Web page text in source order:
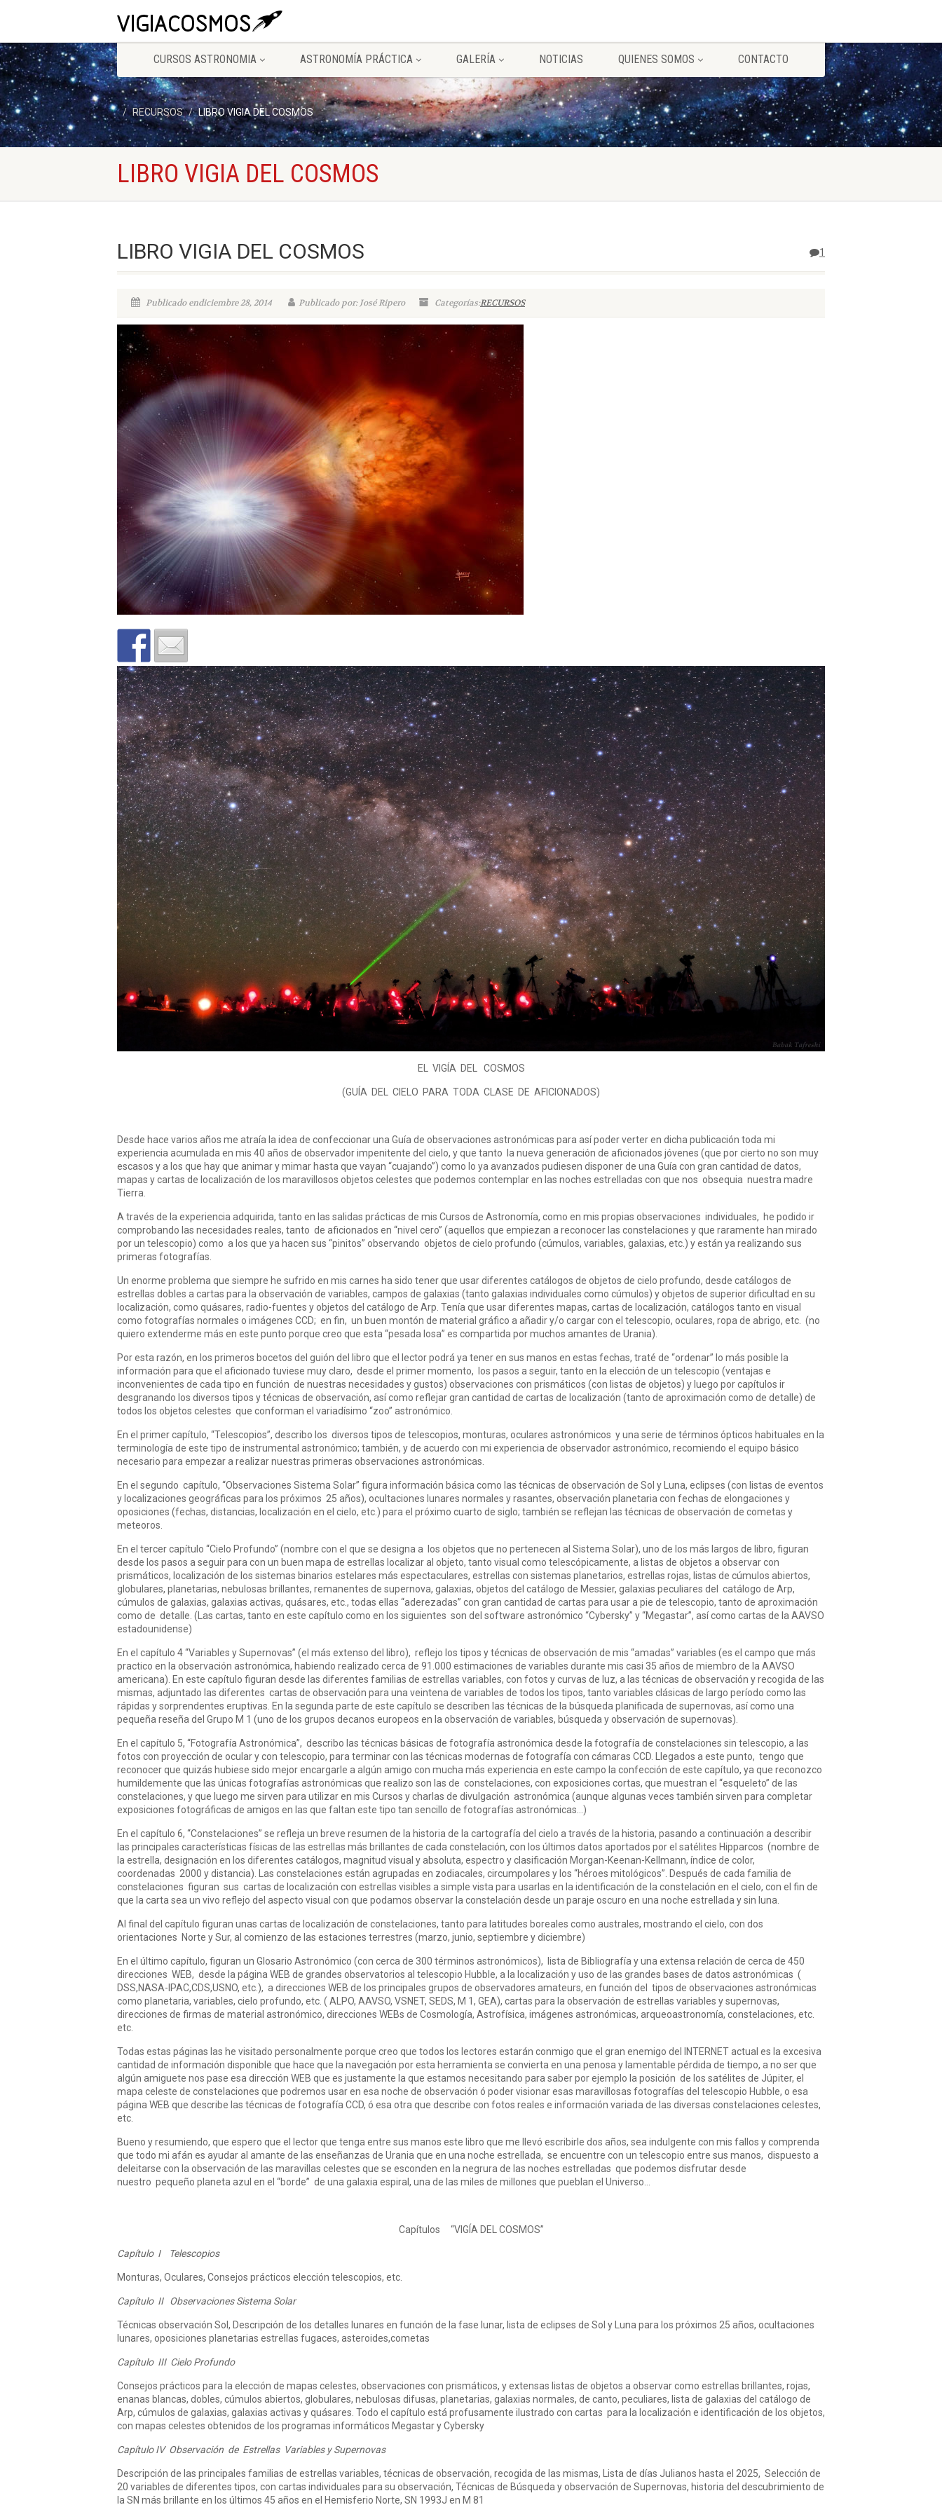
CURSOS ASTRONOMIA ASTRONOMÍA PRÁCTICA GALERÍA NOTICIAS QUIENES SOMOS CONTACTO
RECURSOS LIBRO VIGIA DEL COSMOS
LIBRO VIGIA DEL COSMOS
1
LIBRO VIGIA DEL COSMOS
Publicado endiciembre 28, 2014 Publicado por: José Ripero Categorías:RECURSOS
EL VIGÍA DEL COSMOS
(GUÍA DEL CIELO PARA TODA CLASE DE AFICIONADOS)
Desde hace varios años me atraía la idea de confeccionar una Guía de observaciones astronómicas para así poder verter en dicha publicación toda mi
experiencia acumulada en mis 40 años de observador impenitente del cielo, y que tanto la nueva generación de aficionados jóvenes (que por cierto no son muy
escasos y a los que hay que animar y mimar hasta que vayan “cuajando”) como lo ya avanzados pudiesen disponer de una Guía con gran cantidad de datos,
mapas y cartas de localización de los maravillosos objetos celestes que podemos contemplar en las noches estrelladas con que nos obsequia nuestra madre
Tierra.
A través de la experiencia adquirida, tanto en las salidas prácticas de mis Cursos de Astronomía, como en mis propias observaciones individuales, he podido ir
comprobando las necesidades reales, tanto de aficionados en “nivel cero” (aquellos que empiezan a reconocer las constelaciones y que raramente han mirado
por un telescopio) como a los que ya hacen sus “pinitos” observando objetos de cielo profundo (cúmulos, variables, galaxias, etc.) y están ya realizando sus
primeras fotografías.
Un enorme problema que siempre he sufrido en mis carnes ha sido tener que usar diferentes catálogos de objetos de cielo profundo, desde catálogos de
estrellas dobles a cartas para la observación de variables, campos de galaxias (tanto galaxias individuales como cúmulos) y objetos de superior dificultad en su
localización, como quásares, radio-fuentes y objetos del catálogo de Arp. Tenía que usar diferentes mapas, cartas de localización, catálogos tanto en visual
como fotografías normales o imágenes CCD; en fin, un buen montón de material gráfico a añadir y/o cargar con el telescopio, oculares, ropa de abrigo, etc. (no
quiero extenderme más en este punto porque creo que esta “pesada losa” es compartida por muchos amantes de Urania).
Por esta razón, en los primeros bocetos del guión del libro que el lector podrá ya tener en sus manos en estas fechas, traté de “ordenar” lo más posible la
información para que el aficionado tuviese muy claro, desde el primer momento, los pasos a seguir, tanto en la elección de un telescopio (ventajas e
inconvenientes de cada tipo en función de nuestras necesidades y gustos) observaciones con prismáticos (con listas de objetos) y luego por capítulos ir
desgranando los diversos tipos y técnicas de observación, así como reflejar gran cantidad de cartas de localización (tanto de aproximación como de detalle) de
todos los objetos celestes que conforman el variadísimo “zoo” astronómico.
En el primer capítulo, “Telescopios”, describo los diversos tipos de telescopios, monturas, oculares astronómicos y una serie de términos ópticos habituales en la
terminología de este tipo de instrumental astronómico; también, y de acuerdo con mi experiencia de observador astronómico, recomiendo el equipo básico
necesario para empezar a realizar nuestras primeras observaciones astronómicas.
En el segundo capítulo, “Observaciones Sistema Solar” figura información básica como las técnicas de observación de Sol y Luna, eclipses (con listas de eventos
y localizaciones geográficas para los próximos 25 años), ocultaciones lunares normales y rasantes, observación planetaria con fechas de elongaciones y
oposiciones (fechas, distancias, localización en el cielo, etc.) para el próximo cuarto de siglo; también se reflejan las técnicas de observación de cometas y
meteoros.
En el tercer capítulo “Cielo Profundo” (nombre con el que se designa a los objetos que no pertenecen al Sistema Solar), uno de los más largos de libro, figuran
desde los pasos a seguir para con un buen mapa de estrellas localizar al objeto, tanto visual como telescópicamente, a listas de objetos a observar con
prismáticos, localización de los sistemas binarios estelares más espectaculares, estrellas con sistemas planetarios, estrellas rojas, listas de cúmulos abiertos,
globulares, planetarias, nebulosas brillantes, remanentes de supernova, galaxias, objetos del catálogo de Messier, galaxias peculiares del catálogo de Arp,
cúmulos de galaxias, galaxias activas, quásares, etc., todas ellas “aderezadas” con gran cantidad de cartas para usar a pie de telescopio, tanto de aproximación
como de detalle. (Las cartas, tanto en este capítulo como en los siguientes son del software astronómico “Cybersky” y “Megastar”, así como cartas de la AAVSO
estadounidense)
En el capítulo 4 “Variables y Supernovas” (el más extenso del libro), reflejo los tipos y técnicas de observación de mis “amadas” variables (es el campo que más
practico en la observación astronómica, habiendo realizado cerca de 91.000 estimaciones de variables durante mis casi 35 años de miembro de la AAVSO
americana). En este capítulo figuran desde las diferentes familias de estrellas variables, con fotos y curvas de luz, a las técnicas de observación y recogida de las
mismas, adjuntado las diferentes cartas de observación para una veintena de variables de todos los tipos, tanto variables clásicas de largo período como las
rápidas y sorprendentes eruptivas. En la segunda parte de este capítulo se describen las técnicas de la búsqueda planificada de supernovas, así como una
pequeña reseña del Grupo M 1 (uno de los grupos decanos europeos en la observación de variables, búsqueda y observación de supernovas).
En el capítulo 5, “Fotografía Astronómica”, describo las técnicas básicas de fotografía astronómica desde la fotografía de constelaciones sin telescopio, a las
fotos con proyección de ocular y con telescopio, para terminar con las técnicas modernas de fotografía con cámaras CCD. Llegados a este punto, tengo que
reconocer que quizás hubiese sido mejor encargarle a algún amigo con mucha más experiencia en este campo la confección de este capítulo, ya que reconozco
humildemente que las únicas fotografías astronómicas que realizo son las de constelaciones, con exposiciones cortas, que muestran el “esqueleto” de las
constelaciones, y que luego me sirven para utilizar en mis Cursos y charlas de divulgación astronómica (aunque algunas veces también sirven para completar
exposiciones fotográficas de amigos en las que faltan este tipo tan sencillo de fotografías astronómicas…)
En el capítulo 6, “Constelaciones” se refleja un breve resumen de la historia de la cartografía del cielo a través de la historia, pasando a continuación a describir
las principales características físicas de las estrellas más brillantes de cada constelación, con los últimos datos aportados por el satélites Hipparcos (nombre de
la estrella, designación en los diferentes catálogos, magnitud visual y absoluta, espectro y clasificación Morgan-Keenan-Kellmann, índice de color,
coordenadas 2000 y distancia). Las constelaciones están agrupadas en zodiacales, circumpolares y los “héroes mitológicos”. Después de cada familia de
constelaciones figuran sus cartas de localización con estrellas visibles a simple vista para usarlas en la identificación de la constelación en el cielo, con el fin de
que la carta sea un vivo reflejo del aspecto visual con que podamos observar la constelación desde un paraje oscuro en una noche estrellada y sin luna.
Al final del capítulo figuran unas cartas de localización de constelaciones, tanto para latitudes boreales como australes, mostrando el cielo, con dos
orientaciones Norte y Sur, al comienzo de las estaciones terrestres (marzo, junio, septiembre y diciembre)
En el último capítulo, figuran un Glosario Astronómico (con cerca de 300 términos astronómicos), lista de Bibliografía y una extensa relación de cerca de 450
direcciones WEB, desde la página WEB de grandes observatorios al telescopio Hubble, a la localización y uso de las grandes bases de datos astronómicas (
DSS,NASA-IPAC,CDS,USNO, etc.), a direcciones WEB de los principales grupos de observadores amateurs, en función del tipos de observaciones astronómicas
como planetaria, variables, cielo profundo, etc. ( ALPO, AAVSO, VSNET, SEDS, M 1, GEA), cartas para la observación de estrellas variables y supernovas,
direcciones de firmas de material astronómico, direcciones WEBs de Cosmología, Astrofísica, imágenes astronómicas, arqueoastronomía, constelaciones, etc.
etc.
Todas estas páginas las he visitado personalmente porque creo que todos los lectores estarán conmigo que el gran enemigo del INTERNET actual es la excesiva
cantidad de información disponible que hace que la navegación por esta herramienta se convierta en una penosa y lamentable pérdida de tiempo, a no ser que
algún amiguete nos pase esa dirección WEB que es justamente la que estamos necesitando para saber por ejemplo la posición de los satélites de Júpiter, el
mapa celeste de constelaciones que podremos usar en esa noche de observación ó poder visionar esas maravillosas fotografías del telescopio Hubble, o esa
página WEB que describe las técnicas de fotografía CCD, ó esa otra que describe con fotos reales e información variada de las diversas constelaciones celestes,
etc.
Bueno y resumiendo, que espero que el lector que tenga entre sus manos este libro que me llevó escribirle dos años, sea indulgente con mis fallos y comprenda
que todo mi afán es ayudar al amante de las enseñanzas de Urania que en una noche estrellada, se encuentre con un telescopio entre sus manos, dispuesto a
deleitarse con la observación de las maravillas celestes que se esconden en la negrura de las noches estrelladas que podemos disfrutar desde
nuestro pequeño planeta azul en el “borde” de una galaxia espiral, una de las miles de millones que pueblan el Universo…
Capítulos “VIGÍA DEL COSMOS”
Capítulo I Telescopios
Monturas, Oculares, Consejos prácticos elección telescopios, etc.
Capítulo II Observaciones Sistema Solar
Técnicas observación Sol, Descripción de los detalles lunares en función de la fase lunar, lista de eclipses de Sol y Luna para los próximos 25 años, ocultaciones
lunares, oposiciones planetarias estrellas fugaces, asteroides,cometas
Capítulo III Cielo Profundo
Consejos prácticos para la elección de mapas celestes, observaciones con prismáticos, y extensas listas de objetos a observar como estrellas brillantes, rojas,
enanas blancas, dobles, cúmulos abiertos, globulares, nebulosas difusas, planetarias, galaxias normales, de canto, peculiares, lista de galaxias del catálogo de
Arp, cúmulos de galaxias, galaxias activas y quásares. Todo el capítulo está profusamente ilustrado con cartas para la localización e identificación de los objetos,
con mapas celestes obtenidos de los programas informáticos Megastar y Cybersky
Capítulo IV Observación de Estrellas Variables y Supernovas
Descripción de las principales familias de estrellas variables, técnicas de observación, recogida de las mismas, Lista de días Julianos hasta el 2025, Selección de
20 variables de diferentes tipos, con cartas individuales para su observación, Técnicas de Búsqueda y observación de Supernovas, historia del descubrimiento de
la SN más brillante en los últimos 45 años en el Hemisferio Norte, SN 1993J en M 81